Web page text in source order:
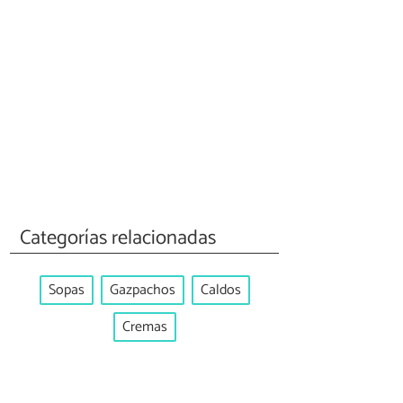
Categorías relacionadas
Sopas Gazpachos
Caldos
Cremas